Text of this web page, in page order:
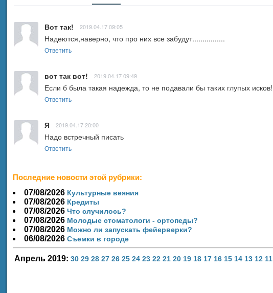
Вот так! 2019.04.17 09:05
Надеются,наверно, что про них все забудут................
Ответить
вот так вот! 2019.04.17 09:49
Если б была такая надежда, то не подавали бы таких глупых исков!
Ответить
Я 2019.04.17 20:00
Надо встречный писать
Ответить
Последние новости этой рубрики:
07/08/2026 Культурные веяния
07/08/2026 Кредиты
07/08/2026 Что случилось?
07/08/2026 Молодые стоматологи - ортопеды?
07/08/2026 Можно ли запускать фейерверки?
06/08/2026 Съемки в городе
Апрель 2019: 30 29 28 27 26 25 24 23 22 21 20 19 18 17 16 15 14 13 12 11